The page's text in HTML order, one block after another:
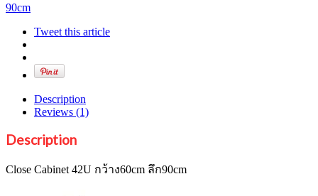
60cm
90cm
quantity
90cm
Tweet this article
Description
Reviews (1)
Description
Close Cabinet 42U กว้าง60cm ลึก90cm